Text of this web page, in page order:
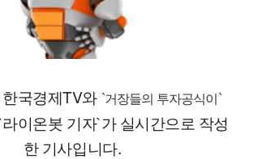
국경제TV와 `거장들의 투자공식이`
이온봇 기자`가 실시간으로 작성
한 기사입니다.